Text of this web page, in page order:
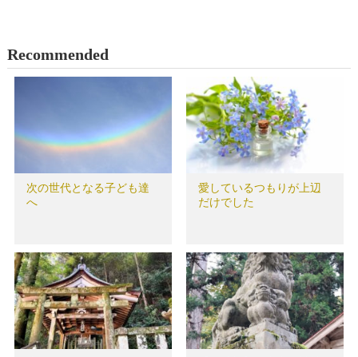
Recommended
次の世代となる子ども達
へ
愛しているつもりが上辺
だけでした